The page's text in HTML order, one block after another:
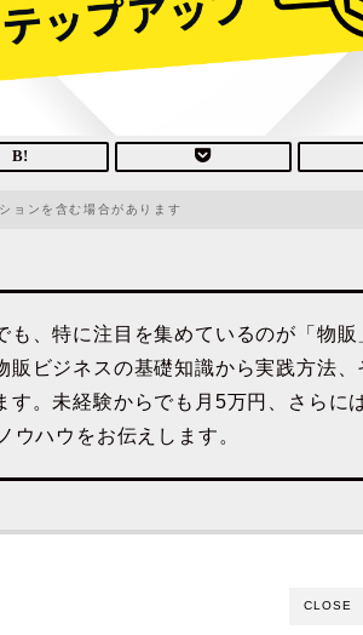
ョンを含む場合があります
、特に注目を集めているのが「物販
ビジネスの基礎知識から実践方法、
。未経験からでも月5万円、さらに
ウハウをお伝えします。
CLOSE